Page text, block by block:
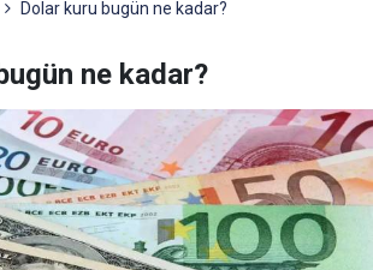
Dolar kuru bugün ne kadar?
ne kadar?